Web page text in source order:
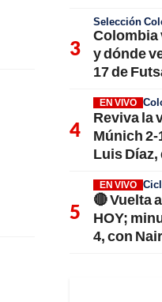
Selección
Colombia
y dónde
17 de
EN VIVO
Reviva la
Múnich
Luis
EN VIVO
🔴 Vuelta
HOY;
4, con